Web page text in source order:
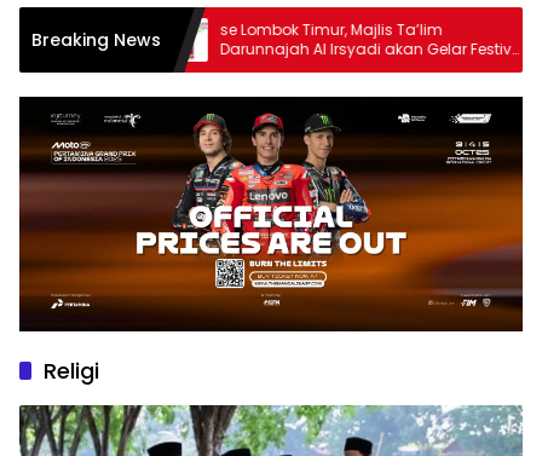
Breaking Newsse Lombok Timur, Majlis Ta’lim
Darunnajah Al Irsyadi akan Gelar Festival
Hadrah Al-Habsyi
Religi